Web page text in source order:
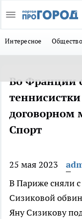
Интересное Общество
Во Франции
договорном
Спорт
25 мая 2023
В Париже сняли
Сизиковой
Яну Сизикову